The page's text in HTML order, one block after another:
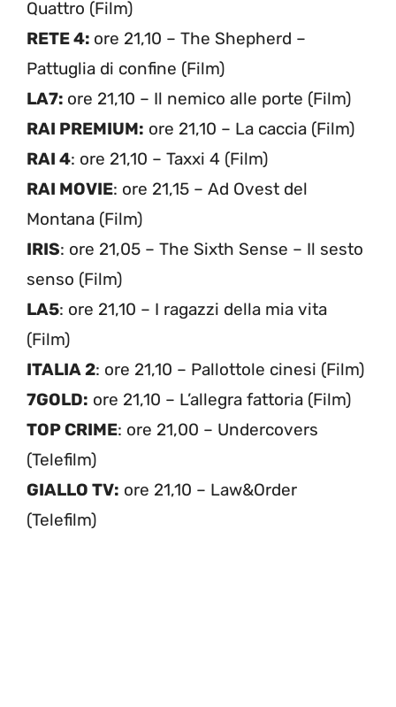
Quattro (Film)
RETE 4: ore 21,10 – The Shepherd –
Pattuglia di confine (Film)
LA7: ore 21,10 – Il nemico alle porte (Film)
RAI PREMIUM: ore 21,10 – La caccia (Film)
RAI 4: ore 21,10 – Taxxi 4 (Film)
RAI MOVIE: ore 21,15 – Ad Ovest del
Montana (Film)
IRIS: ore 21,05 – The Sixth Sense – Il sesto
senso (Film)
LA5: ore 21,10 – I ragazzi della mia vita
(Film)
ITALIA 2: ore 21,10 – Pallottole cinesi (Film)
7GOLD: ore 21,10 – L’allegra fattoria (Film)
TOP CRIME: ore 21,00 – Undercovers
(Telefilm)
GIALLO TV: ore 21,10 – Law&Order
(Telefilm)